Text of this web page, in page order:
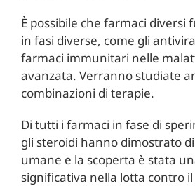
È possibile che farmaci diversi
in fasi diverse, come gli
farmaci immunitari nelle
avanzata. Verranno studiate
combinazioni di terapie.
Di tutti i farmaci in fase di
gli steroidi hanno dimostrato
umane e la scoperta è stata
significativa nella lotta contro